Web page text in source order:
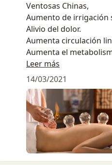
Ventosas Chinas,
Aumento de irrigación
Alivio del dolor.
Aumenta circulación
Aumenta el
Aumento del oxígeno
Hiperemia local.
Liberación miofascial.
Activa el sistema
Depurativo
Tratar contracturas y
relajante).
Terapia
Reduce los síntomas
Leer más
14/03/2021